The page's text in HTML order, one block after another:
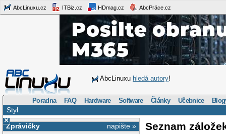
AbcLinuxu.cz ITBiz.cz HDmag.cz AbcPráce.cz
AbcLinuxu hledá autory!
Poradna FAQ Hardware Software Články Učebnice
Styl
×
napište »
Zprávičky
Seznam